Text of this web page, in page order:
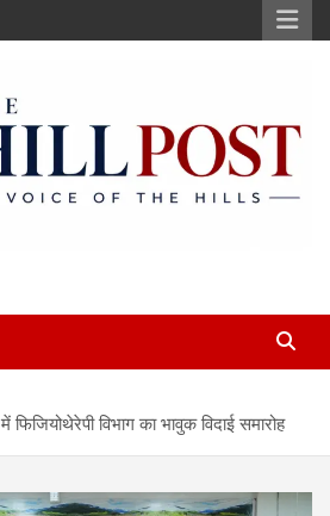
फिजियोथेरेपी विभाग का भावुक विदाई समारोह